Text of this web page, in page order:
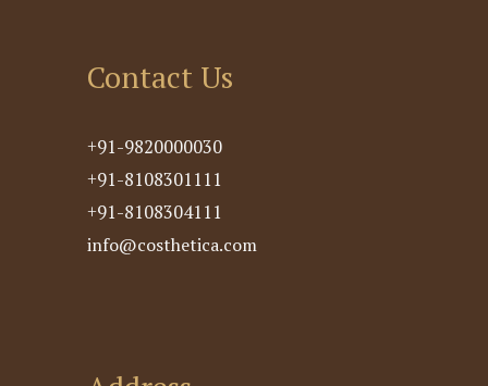
Contact Us
+91-9820000030
+91-8108301111
+91-8108304111
info@costhetica.com